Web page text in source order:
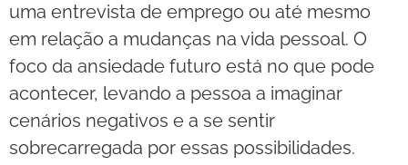
uma entrevista de emprego ou até mesmo
em relação a mudanças na vida pessoal. O
foco da ansiedade futuro está no que pode
acontecer, levando a pessoa a imaginar
cenários negativos e a se sentir
sobrecarregada por essas possibilidades.